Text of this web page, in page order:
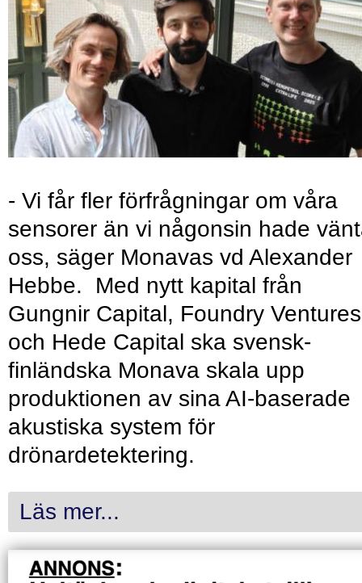
- Vi får fler förfrågningar om våra
sensorer än vi någonsin hade
oss, säger Monavas vd Alexander
Hebbe. Med nytt kapital från
Gungnir Capital, Foundry Ventures
och Hede Capital ska svensk-
finländska Monava skala upp
produktionen av sina AI-baserade
akustiska system för
drönardetektering.
Läs mer...